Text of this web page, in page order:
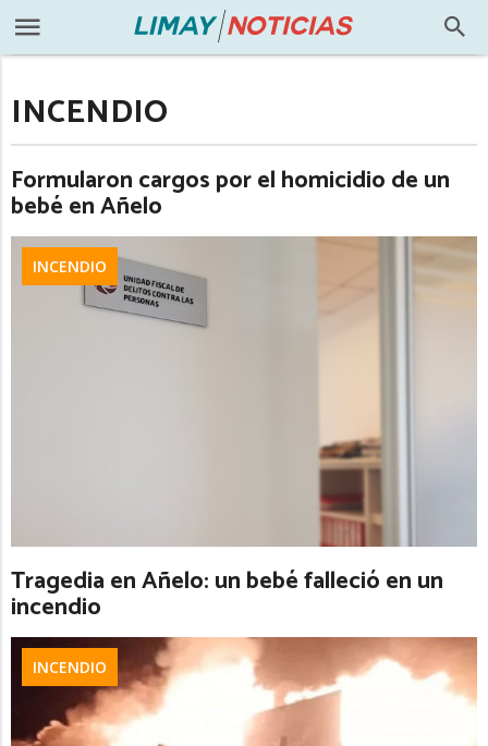
INCENDIO
Formularon cargos por el homicidio de un
bebé en Añelo
INCENDIO
Tragedia en Añelo: un bebé falleció en un
incendio
INCENDIO